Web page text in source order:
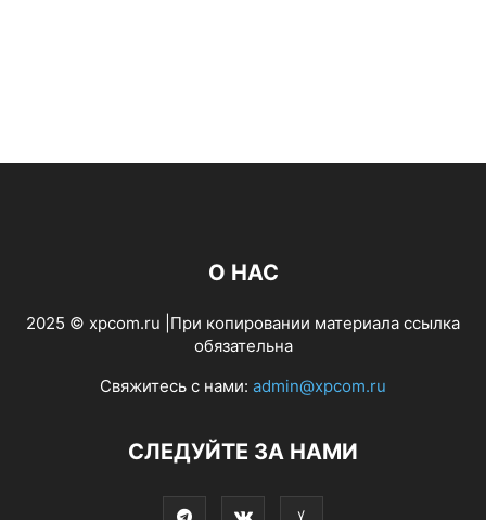
О НАС
2025 © xpcom.ru |При копировании материала ссылка
обязательна
Свяжитесь с нами: admin@xpcom.ru
СЛЕДУЙТЕ ЗА НАМИ